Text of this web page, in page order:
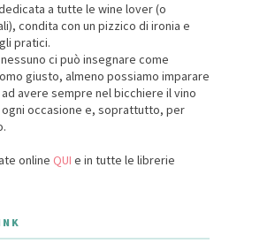
a tutte le wine lover (o
condita con un pizzico di ironia e
pratici.
ci può insegnare come
giusto, almeno possiamo imparare
avere sempre nel bicchiere il vino
occasione e, soprattutto, per
online QUI e in tutte le librerie